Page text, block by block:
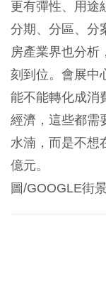
更有彈性、用途
分期、分區、分
房產業界也分析
刻到位。會展中
能不能轉化成消
經濟，這些都需
水湳，而是不想
億元。
圖/GOOGLE街